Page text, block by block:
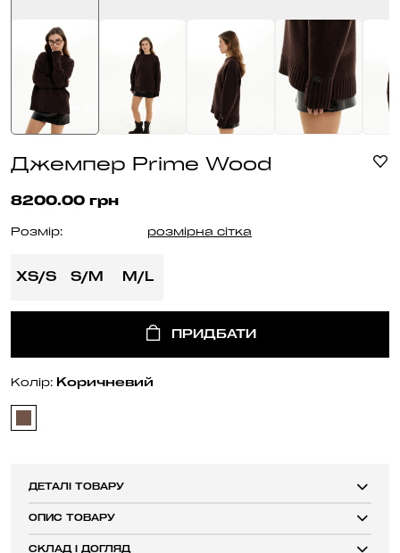
Джемпер Prime Wood
8200.00 грн
Розмір: розмірна сітка
XS/S S/M M/L
ПРИДБАТИ
Колір: Коричневий
ДЕТАЛІ ТОВАРУ
ОПИС ТОВАРУ
СКЛАД І ДОГЛЯД